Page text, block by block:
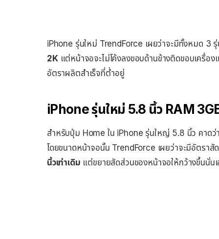
iPhone รุ่นใหม่ TrendForce เผยว่าจะมีทั้งหมด 3 รุ่
2Kแต่หน้าจอจะไม่โค้งลงขอบด้านข้างติดขอบเครื่อ
อัตราผลิตสำเร็จที่ต่ำอยู่
iPhone รุ่นใหม่ 5.8 นิ้ว RAM
สำหรับปุ่ม Home ใน iPhone รุ่นใหญ่ 5.8 นิ้ว คาดว่
โดยขนาดหน้าจอนั้น TrendForce เผยว่าจะมีอัตรา
นิ้วเท่าเดิม แต่ขยายสัดส่วนของหน้าจอให้กว้างขึ้นนั่น